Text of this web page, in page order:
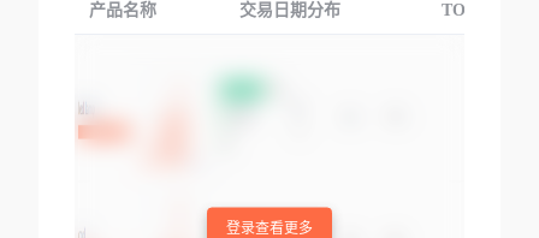
产品名称 交易日期分布 TOP3交易国
登录查看更多